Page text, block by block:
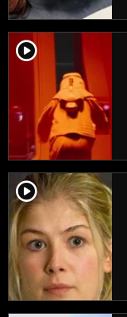
player2
player2